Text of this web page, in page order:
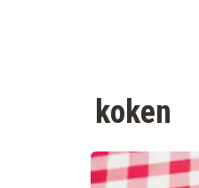
koken